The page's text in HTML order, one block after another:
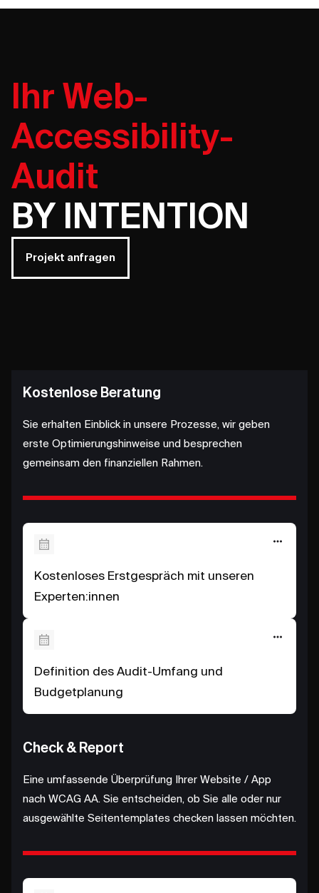
Ihr Web-
Accessibility-
Audit
BY INTENTION
Projekt anfragen
Kostenlose Beratung
Sie erhalten Einblick in unsere Prozesse, wir geben
erste Optimierungshinweise und besprechen
gemeinsam den finanziellen Rahmen.
Kostenloses Erstgespräch mit unseren
Experten:innen
Definition des Audit-Umfang und
Budgetplanung
Check & Report
Eine umfassende Überprüfung Ihrer Website / App
nach WCAG AA. Sie entscheiden, ob Sie alle oder nur
ausgewählte Seitentemplates checken lassen möchten.